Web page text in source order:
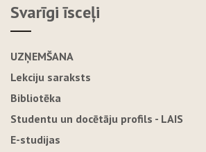
Svarīgi īsceļi
UZŅEMŠANA
Lekciju saraksts
Bibliotēka
Studentu un docētāju profils - LAIS
E-studijas